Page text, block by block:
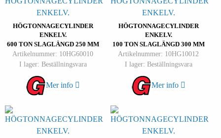
HÖGTONNAGECYLINDER
ENKELV.
600 TON SLAGLÄNGD 250 MM
Artikelnummer: 10HG60010
I lager: Beställningsvara
Mer info
HÖGTONNAGECYLINDER
ENKELV.
100 TON SLAGLÄNGD 300 MM
Artikelnummer: 10HG10012
I lager: Beställningsvara
Mer info